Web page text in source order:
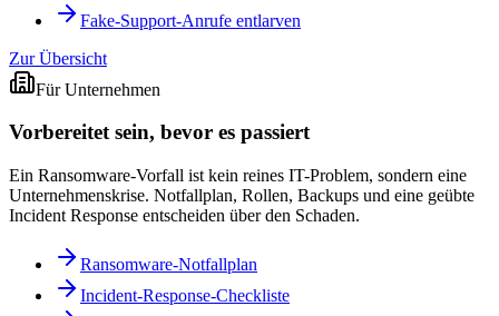
Fake-Support-Anrufe entlarven
Zur Übersicht
Für Unternehmen
Vorbereitet sein, bevor es passiert
Ein Ransomware-Vorfall ist kein reines IT-Problem, sondern eine
Unternehmenskrise. Notfallplan, Rollen, Backups und eine geübte
Incident Response entscheiden über den Schaden.
Ransomware-Notfallplan
Incident-Response-Checkliste